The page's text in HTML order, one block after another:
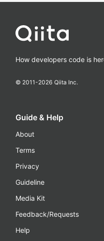
How developers code is
© 2011-2026 Qiita Inc.
Guide & Help
About
Terms
Privacy
Guideline
Media Kit
Feedback/Requests
Help